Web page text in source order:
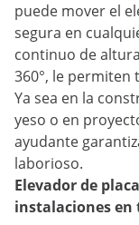
puede mover el
segura en
continuo de
360°, le permiten
Ya sea en la
yeso o en
ayudante
laborioso.
Elevador de
instalaciones en